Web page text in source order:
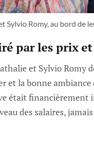
Sylvio Romy, au bord de
par les prix
et Sylvio Romy
et la bonne
était financièrement
des salaires,